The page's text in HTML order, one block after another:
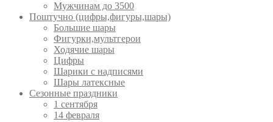
Мужчинам до 3500
Поштучно (цифры,фигуры,шары)
Большие шары
Фигурки,мультгерои
Ходячие шары
Цифры
Шарики с надписями
Шары латексные
Сезонные праздники
1 сентября
14 февраля